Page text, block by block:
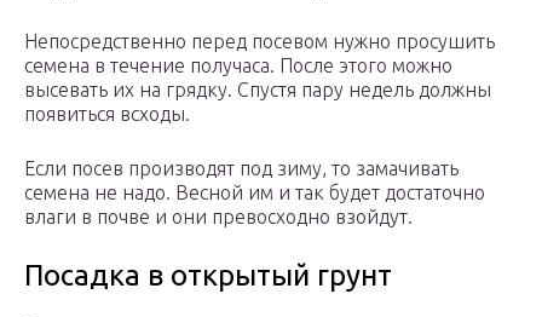
Непосредственно перед посевом нужно просушить
семена в течение получаса. После этого можно
высевать их на грядку. Спустя пару недель должны
появиться всходы.
Если посев производят под зиму, то замачивать
семена не надо. Весной им и так будет достаточно
влаги в почве и они превосходно взойдут.
Посадка в открытый грунт